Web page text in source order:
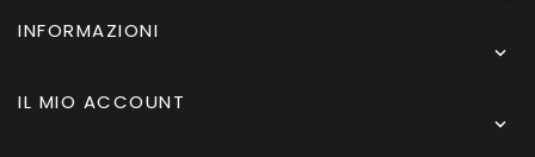
INFORMAZIONI

IL MIO ACCOUNT
